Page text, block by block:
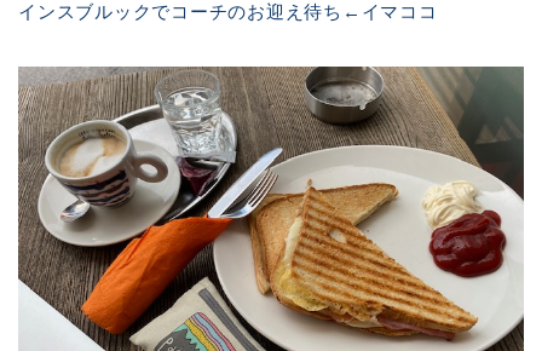
インスブルックでコーチのお迎え待ち←イマココ